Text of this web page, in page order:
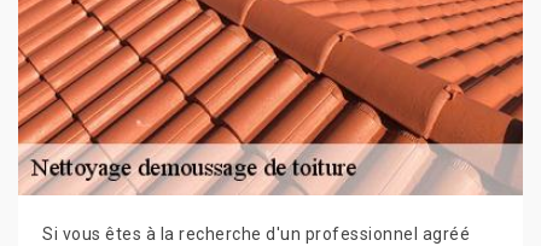
Si vous êtes à la recherche d'un professionnel agréé